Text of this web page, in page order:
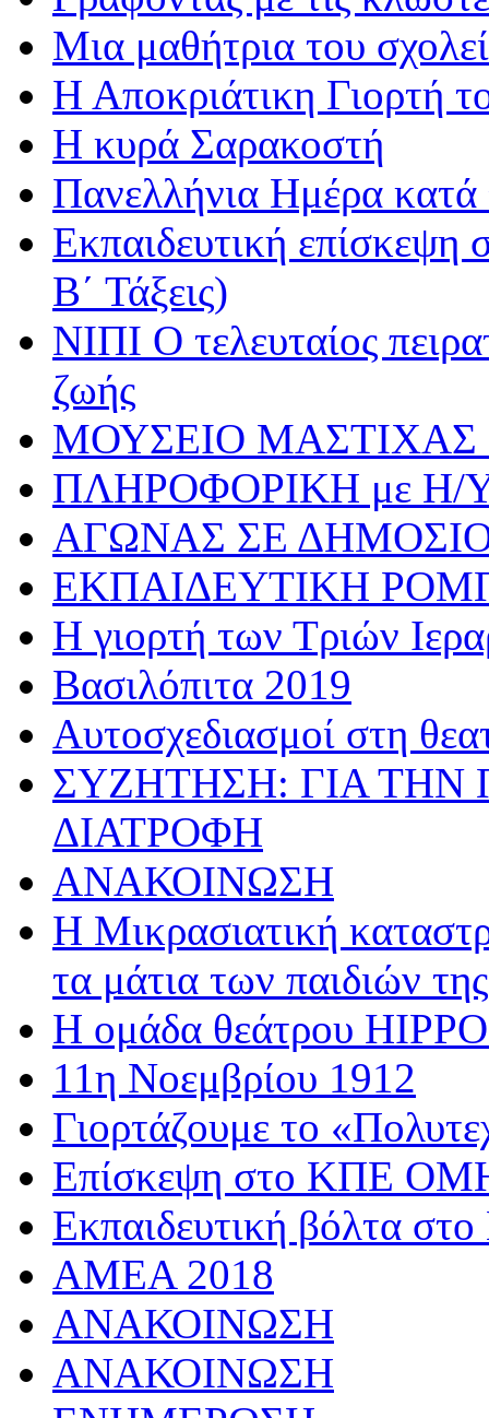
Μια μαθήτρια του
Η Αποκριάτικη Γιορτή
Η κυρά Σαρακοστή
Πανελλήνια Ημέρα κατά
Εκπαιδευτική επίσκεψη
Β΄ Τάξεις)
ΝΙΠΙ Ο τελευταίος
ζωής
ΜΟΥΣΕΙΟ ΜΑΣΤΙΧΑΣ
ΠΛΗΡΟΦΟΡΙΚΗ με Η/
ΑΓΩΝΑΣ ΣΕ
ΕΚΠΑΙΔΕΥΤΙΚΗ
Η γιορτή των Τριών
Βασιλόπιτα 2019
Αυτοσχεδιασμοί στη
ΣΥΖΗΤΗΣΗ: ΓΙΑ ΤΗΝ
ΔΙΑΤΡΟΦΗ
ΑΝΑΚΟΙΝΩΣΗ
Η Μικρασιατική
τα μάτια των παιδιών
Η ομάδα θεάτρου
11η Νοεμβρίου 1912
Γιορτάζουμε το
Επίσκεψη στο ΚΠΕ
Εκπαιδευτική βόλτα
AMEA 2018
ΑΝΑΚΟΙΝΩΣΗ
ΑΝΑΚΟΙΝΩΣΗ